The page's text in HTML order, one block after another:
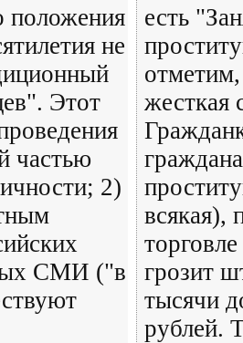
положения
не
Этот
частью
2)
СМИ ("в
есть
жесткая
всякая),
грозит
тысячи
рублей.